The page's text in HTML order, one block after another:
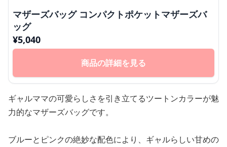
マザーズバッグ コンパクトポケットマザーズバ
ッグ
¥5,040
商品の詳細を見る
ギャルママの可愛らしさを引き立てるツートンカラーが魅
力的なマザーズバッグです。
ブルーとピンクの絶妙な配色により、ギャルらしい甘めの